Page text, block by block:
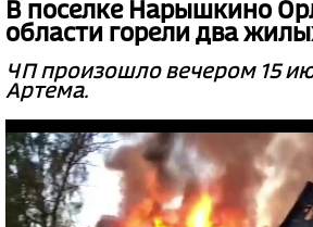
В поселке Нарышкино
области горели два
ЧП произошло вечером 15
Артема.